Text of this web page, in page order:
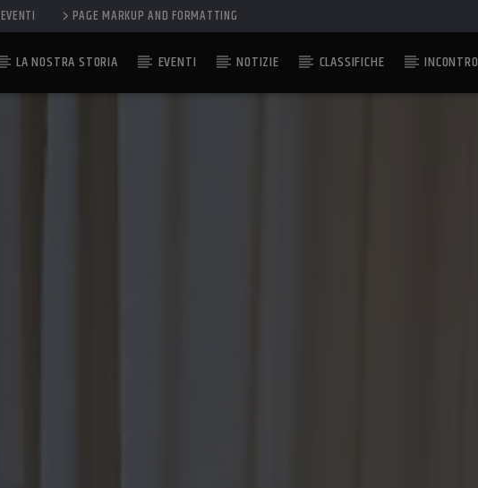
EVENTI PAGE MARKUP AND FORMATTING
LA NOSTRA STORIA EVENTI NOTIZIE CLASSIFICHE